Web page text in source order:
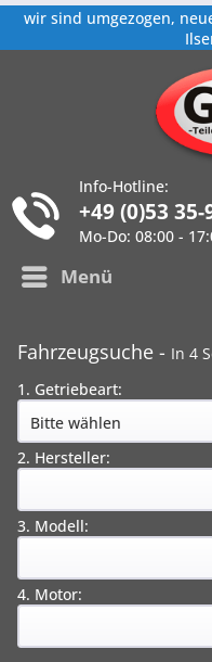
wir sind umgezogen,
Info-Hotline:
+49 (0)53 35-
Mo-Do: 08:00 -
Menü
Fahrzeugsuche - In 4
1. Getriebeart:
2. Hersteller:
3. Modell:
4. Motor: